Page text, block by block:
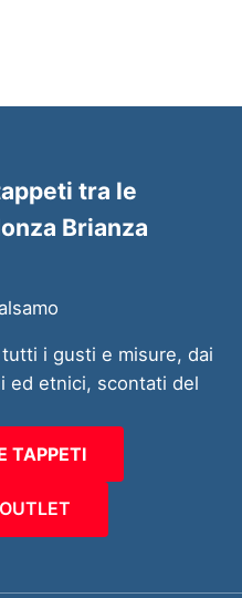
tra le
Brianza
i gusti e misure, dai
ed etnici, scontati del
TAPPETI